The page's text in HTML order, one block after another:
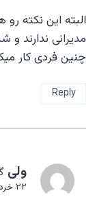
البته این نکته
مدیرانی ندارند
چنین فردی کار
Reply
ولی
۲۲ خرداد ۱۳۹۵ در ۱۰:۰۷ قبل از ظهر